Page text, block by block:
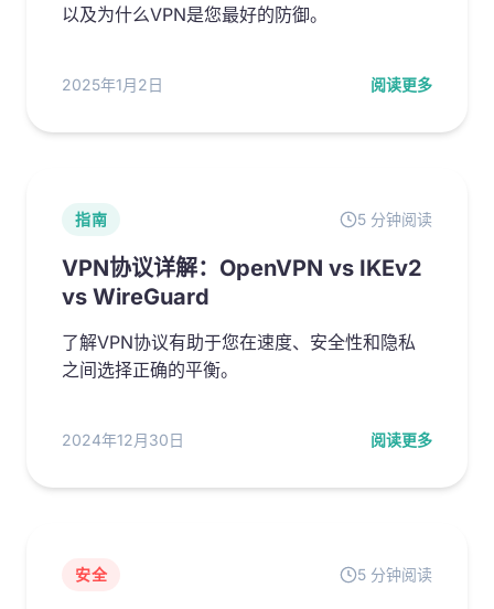
以及为什么VPN是您最好的防御。
2025年1月2日 阅读更多
指南 5 分钟阅读
VPN协议详解：OpenVPN vs IKEv2
vs WireGuard
了解VPN协议有助于您在速度、安全性和隐私
之间选择正确的平衡。
2024年12月30日 阅读更多
安全 5 分钟阅读